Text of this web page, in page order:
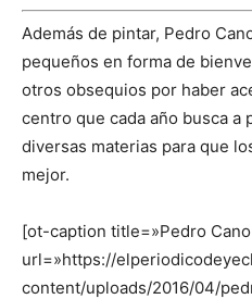
Además de pintar, Pedro
pequeños en forma de
otros obsequios por haber
centro que cada año busca a
diversas materias para que
mejor.
[ot-caption title=»Pedro
url=»https://
content/uploads/2016/04/